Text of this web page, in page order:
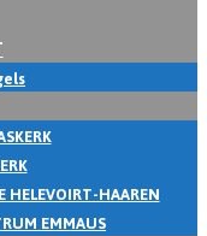
HELEVOIRT-HAAREN
EMMAUS